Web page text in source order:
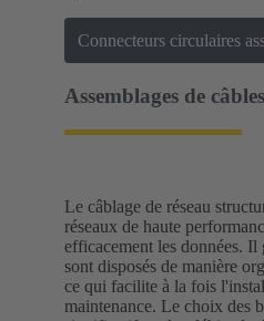
Connecteurs circulaires
Assemblages de
Le câblage de réseau
réseaux de haute
efficacement les données. Il
sont disposés de manière
ce qui facilite à la fois
maintenance. Le choix des